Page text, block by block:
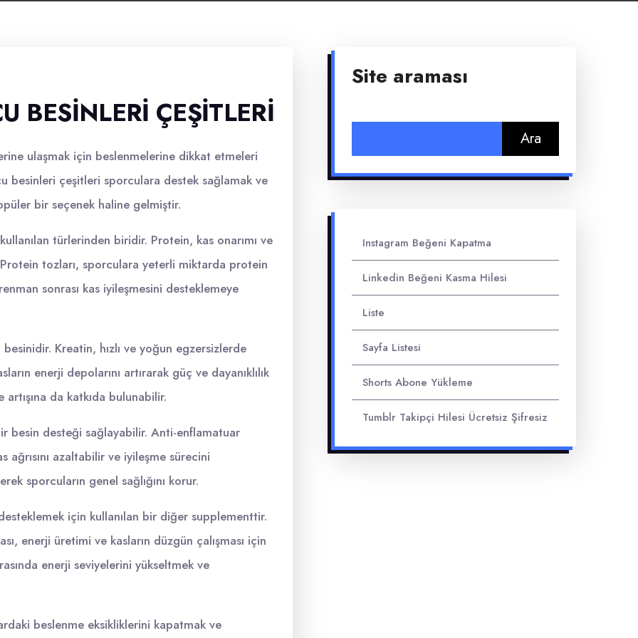
BESINLERI ÇEŞITLERI
ulaşmak için beslenmelerine dikkat etmeleri
besinleri çeşitleri sporculara destek sağlamak ve
bir seçenek haline gelmiştir.
türlerinden biridir. Protein, kas onarımı ve
tozları, sporculara yeterli miktarda protein
sonrası kas iyileşmesini desteklemeye
Kreatin, hızlı ve yoğun egzersizlerde
enerji depolarını artırarak güç ve dayanıklılık
da katkıda bulunabilir.
besin desteği sağlayabilir. Anti-enflamatuar
azaltabilir ve iyileşme sürecini
sporcuların genel sağlığını korur.
için kullanılan bir diğer supplementtir.
enerji üretimi ve kasların düzgün çalışması için
enerji seviyelerini yükseltmek ve
beslenme eksikliklerini kapatmak ve
Site araması
Instagram Beğeni Kapatma
Linkedin Beğeni Kasma Hilesi
Liste
Sayfa Listesi
Shorts Abone Yükleme
Tumblr Takipçi Hilesi Ücretsiz Şifresiz